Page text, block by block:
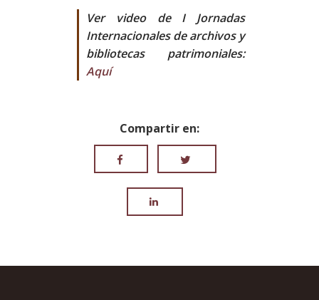
Ver video de I Jornadas
Internacionales de archivos y
bibliotecas patrimoniales:
Aquí
Compartir en: